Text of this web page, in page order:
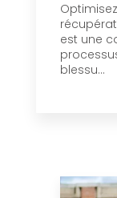
est une
blessu...